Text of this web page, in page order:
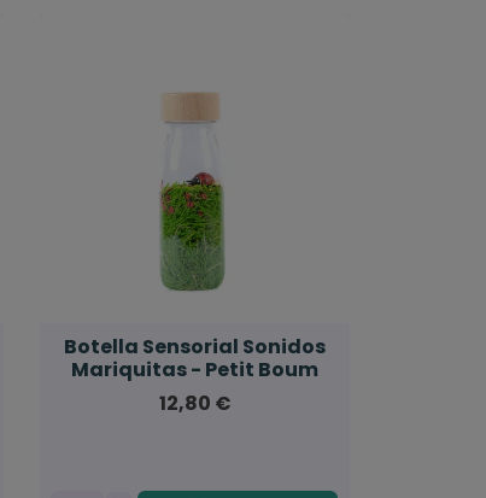
Botella Sensorial Sonidos
Mariquitas - Petit Boum
12,80 €